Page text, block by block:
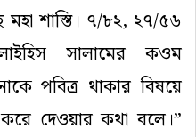
শাস্তি। ৭/৮২, ২৭/৫৬
সালামের কওম
পবিত্র থাকার বিষয়ে
দেওয়ার কথা বলে।”